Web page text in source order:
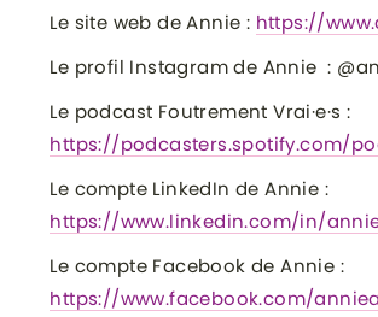
Le site web de Annie : https://
Le profil Instagram de Annie :
Le podcast Foutrement Vrai·e·s :
https://podcasters.spotify.com/
Le compte LinkedIn de Annie :
https://www.linkedin.com/in/
Le compte Facebook de Annie :
https://www.facebook.com/